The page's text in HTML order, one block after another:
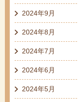
2024年9月
2024年8月
2024年7月
2024年6月
2024年5月